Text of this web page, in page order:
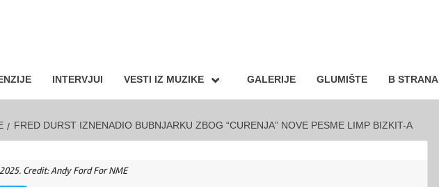
INTERVJUI VESTI IZ MUZIKE GALERIJE GLUMIŠTE B STRANA
FRED DURST IZNENADIO BUBNJARKU ZBOG “CURENJA” NOVE PESME LIMP BIZKIT-A
Credit: Andy Ford For NME